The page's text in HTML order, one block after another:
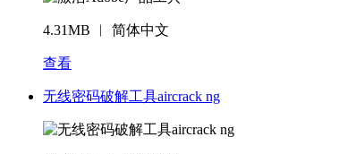
4.31MB ︱ 简体中文
查看
无线密码破解工具aircrack ng